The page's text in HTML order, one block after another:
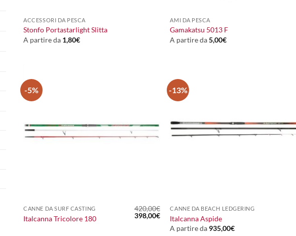
ACCESSORI DA PESCA
Stonfo Portastarlight Slitta
A partire da 1,80€
AMI DA PESCA
Gamakatsu 5013 F
A partire da5,00€
-5%
CANNE DA SURF CASTING
Italcanna Tricolore 180
420,00€
Il
prezzo
398,00€Il
prezzo
attuale
-13%
CANNE DA BEACH LEDGERING
Italcanna Aspide
A partire da 935,00€